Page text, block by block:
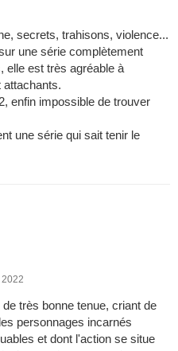
secrets, trahisons, violence...
une série complètement
elle est très agréable à
attachants.
enfin impossible de trouver
une série qui sait tenir le
très bonne tenue, criant de
personnages incarnés
et dont l'action se situe